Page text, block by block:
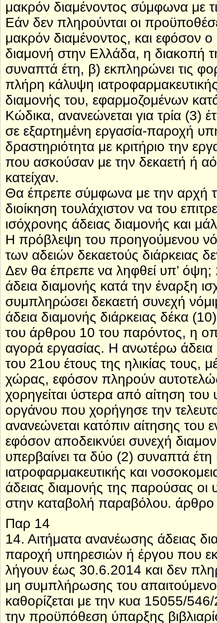
μακρόν διαμένοντος σύμφωνα με
Εάν δεν πληρούνται οι
μακρόν διαμένοντος, και εφόσον
διαμονή στην Ελλάδα, η διακοπή
συναπτά έτη, β) εκπληρώνει τις
πλήρη κάλυψη
διαμονής του, εφαρμοζομένων
Κώδικα, ανανεώνεται για τρία (3)
σε εξαρτημένη εργασία-παροχή
δραστηριότητα με κριτήριο την
που ασκούσαν με την δεκαετή ή
κατείχαν.
Θα έπρεπε σύμφωνα με την αρχή
διοίκηση τουλάχιστον να του
ισόχρονης άδειας διαμονής και
Η πρόβλεψη του προηγούμενου
των αδειών δεκαετούς διάρκειας
Δεν θα έπρεπε να ληφθεί υπ’
άδεια διαμονής κατά την έναρξη
συμπληρώσει δεκαετή συνεχή
άδεια διαμονής διάρκειας δέκα
του άρθρου 10 του παρόντος, η
αγορά εργασίας. Η ανωτέρω άδεια
του 21ου έτους της ηλικίας τους,
χώρας, εφόσον πληρούν
χορηγείται ύστερα από αίτηση
οργάνου που χορήγησε την
ανανεώνεται κατόπιν αίτησης του
εφόσον αποδεικνύει συνεχή
υπερβαίνει τα δύο (2) συναπτά
ιατροφαρμακευτικής και
άδειας διαμονής της παρούσας οι
στην καταβολή παραβόλου.
Παρ 14
14. Αιτήματα ανανέωσης άδειας
παροχή υπηρεσιών ή έργου που
λήγουν έως 30.6.2014 και δεν
μη συμπλήρωσης του
καθορίζεται με την κυα 15055/
την προϋπόθεση ύπαρξης